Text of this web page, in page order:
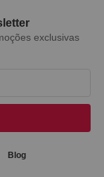
exclusivas
Blog